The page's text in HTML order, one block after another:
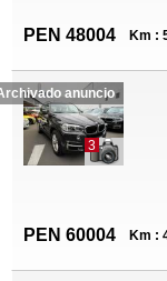
PEN 48004 Km :
anuncio
3
PEN 60004 Km :